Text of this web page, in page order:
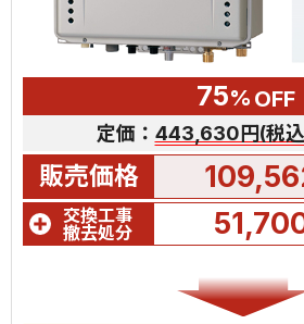
75% OFF
定価： 443,630円(税
販売価格
交換工事
撤去処分